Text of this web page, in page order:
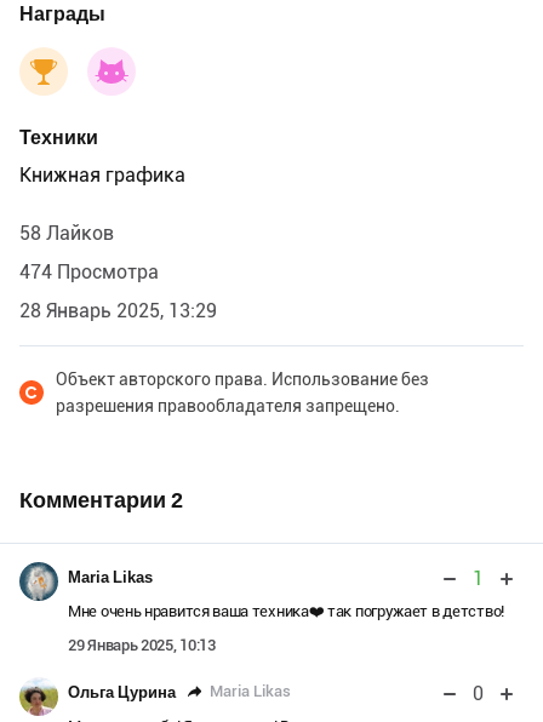
Утёнок вертелся и кланялся во все стороны, как умел.
— Ну и страшилище ты! — сказали дикие утки. —
Впрочем,
Награды
Техники
Книжная графика
58 Лайков
474 Просмотра
28 Январь 2025, 13:29
Объект авторского права. Использование без
разрешения правообладателя запрещено.
Комментарии 2
Maria Likas 1
Мне очень нравится ваша техника❤️ так погружает в детство!
29 Январь 2025, 10:13
Ольга Цурина Maria Likas 0